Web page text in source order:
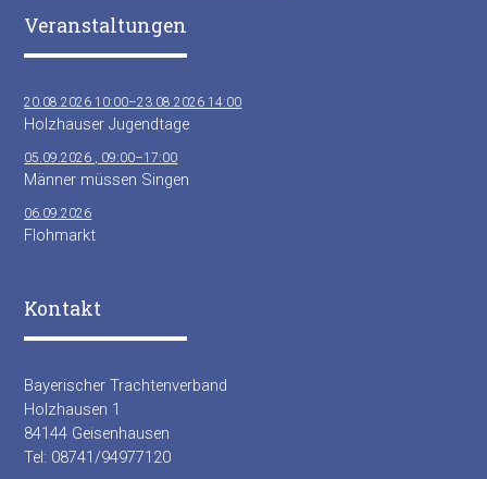
Veranstaltungen
20.08.2026 10:00–23.08.2026 14:00
Holzhauser Jugendtage
05.09.2026 , 09:00–17:00
Männer müssen Singen
06.09.2026
Flohmarkt
Kontakt
Bayerischer Trachtenverband
Holzhausen 1
84144 Geisenhausen
Tel: 08741/94977120